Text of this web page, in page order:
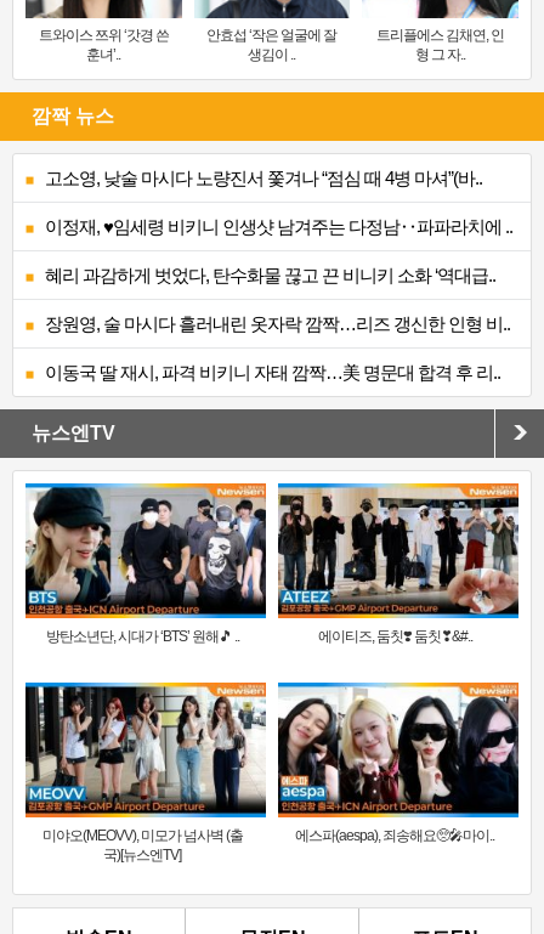
트와이스 쯔위 ‘갓경 쓴
훈녀’..
안효섭 ‘작은 얼굴에 잘
생김이 ..
트리플에스 김채연, 인
형 그 자..
깜짝 뉴스
고소영, 낮술 마시다 노량진서 쫓겨나 “점심 때 4병 마셔”(바..
이정재, ♥임세령 비키니 인생샷 남겨주는 다정남‥파파라치에 ..
혜리 과감하게 벗었다, 탄수화물 끊고 끈 비니키 소화 ‘역대급..
장원영, 술 마시다 흘러내린 옷자락 깜짝…리즈 갱신한 인형 비..
이동국 딸 재시, 파격 비키니 자태 깜짝…美 명문대 합격 후 리..
뉴스엔TV
방탄소년단, 시대가 ‘BTS’ 원해🎵 .. 에이티즈, 둠칫❣️ 둠칫❣&#..
미야오(MEOVV), 미모가 넘사벽 (출
국)[뉴스엔TV]
에스파(aespa), 죄송해요🥺🎤마이..